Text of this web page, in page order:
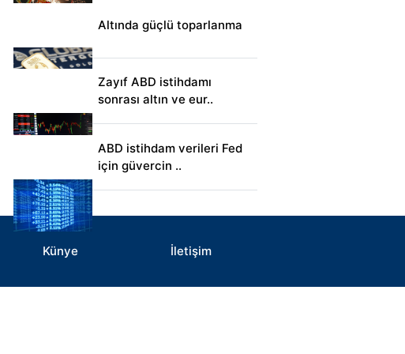
Altında güçlü toparlanma
Zayıf ABD istihdamı
sonrası altın ve eur..
ABD istihdam verileri Fed
için güvercin ..
Künye İletişim